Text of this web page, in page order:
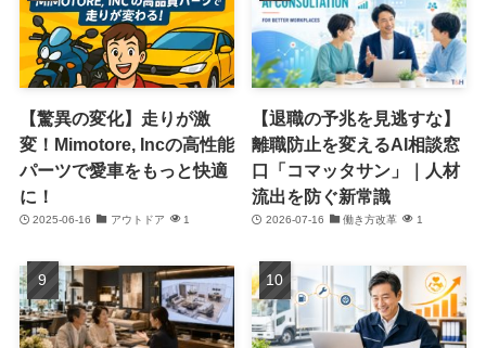
【驚異の変化】走りが激
変！Mimotore, Incの高性能
パーツで愛車をもっと快適
に！
2025-06-16 アウトドア 1
【退職の予兆を見逃すな】
離職防止を変えるAI相談窓
口「コマッタサン」｜人材
流出を防ぐ新常識
2026-07-16 働き方改革 1